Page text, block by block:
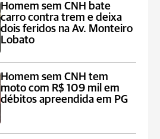
Homem sem CNH bate
carro contra trem e deixa
dois feridos na Av. Monteiro
Lobato
Homem sem CNH tem
moto com R$ 109 mil em
débitos apreendida em PG